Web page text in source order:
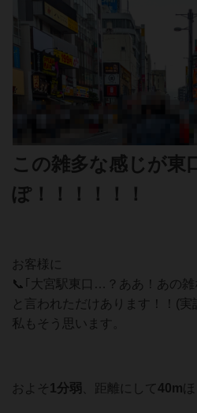
この雑多な感じが東
ぽ！！！！！！
お客様に
📞｢大宮駅東口…？ああ！あの雑
と言われただけあります！！(実
私もそう思います。
およそ1分弱 、距離にして40m